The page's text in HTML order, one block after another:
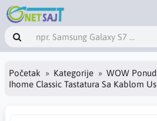
Početak Kategorije
WOW
Ihome Classic Tastatura Sa Kablom